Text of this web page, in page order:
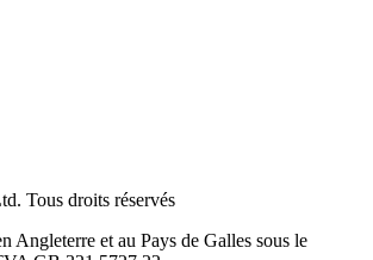
Tous droits réservés
Angleterre et au Pays de Galles sous le